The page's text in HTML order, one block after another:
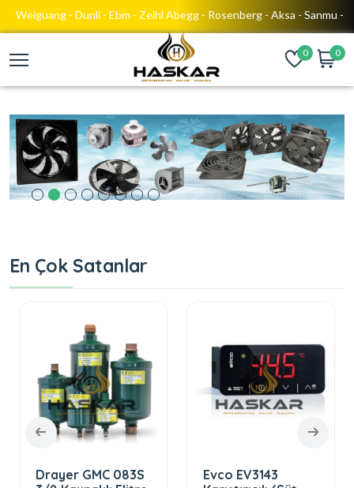
Weiguang - Dunli - Ebm - Zeihl Abegg - Rosenberg - Aksa - Sanmu -
General - Frio
Evco - Enda - Ake - Ako - Dixell - Drc - Eliwell - Lae - General - Emco -
Elitech
Arçelik - Beko - Bosch - Siemens - Profilo - Ariston - Hotpoint - Altus -
Grundig - Lg - Samsung - Elektrolux - Philips - Vestel - Regal - Finlux
Embraco - Cubigel - Wento - Walton - Frio - General - Huayi - Jiaxipera -
Zmc - Techsun - Dorin - Bitzer - Zingfa - Panasonic - Sanyo - Daikin -
Copeland - Toshiba - Hitachi - Lg - Kulthorn - Danfoss - Secop -
Tecumseh - Frascold
0 0
En Çok Satanlar
Drayer GMC 083S
Evco EV3143